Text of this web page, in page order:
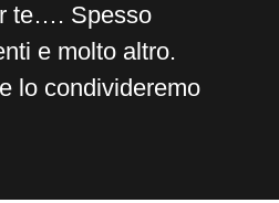
te…. Spesso
e molto altro.
lo condivideremo